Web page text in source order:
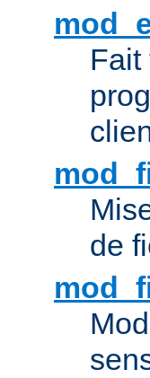
Fait
de